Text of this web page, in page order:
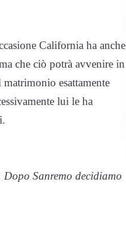
California ha anche
che ciò potrà avvenire in
esattamente
lui le ha
Sanremo decidiamo